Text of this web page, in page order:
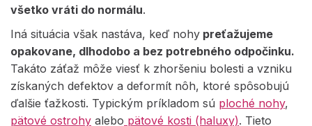
všetko vráti do normálu.
Iná situácia však nastáva, keď nohy preťažujeme
opakovane, dlhodobo a bez potrebného odpočinku.
Takáto záťaž môže viesť k zhoršeniu bolesti a vzniku
získaných defektov a deformít nôh, ktoré spôsobujú
ďalšie ťažkosti. Typickým príkladom sú ploché nohy,
pätové ostrohy alebo pätové kosti (haluxy). Tieto